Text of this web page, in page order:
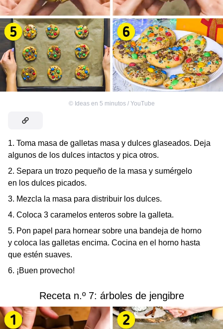
© Ideas en 5 minutos / YouTube
1. Toma masa de galletas masa y dulces glaseados. Deja
algunos de los dulces intactos y pica otros.
2. Separa un trozo pequeño de la masa y sumérgelo
en los dulces picados.
3. Mezcla la masa para distribuir los dulces.
4. Coloca 3 caramelos enteros sobre la galleta.
5. Pon papel para hornear sobre una bandeja de horno
y coloca las galletas encima. Cocina en el horno hasta
que estén suaves.
6. ¡Buen provecho!
Receta n.º 7: árboles de jengibre